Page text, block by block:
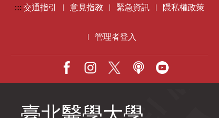
:::交通指引 | 意見指教 | 緊急資訊 | 隱私權政策
| 管理者登入
Facebook Podcast